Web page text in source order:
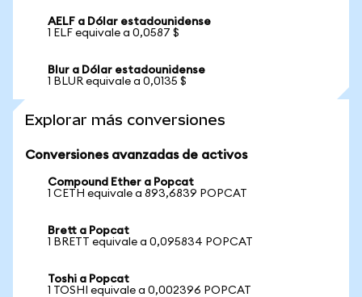
AELF a Dólar estadounidense
1 ELF equivale a 0,0587 $
Blur a Dólar estadounidense
1 BLUR equivale a 0,0135 $
Explorar más conversiones
Conversiones avanzadas de activos
Compound Ether a Popcat
1 CETH equivale a 893,6839 POPCAT
Brett a Popcat
1 BRETT equivale a 0,095834 POPCAT
Toshi a Popcat
1 TOSHI equivale a 0,002396 POPCAT